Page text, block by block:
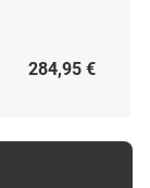
284,95 €